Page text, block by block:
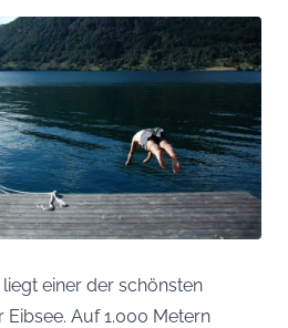
einer der schönsten
Eibsee. Auf 1.000 Metern